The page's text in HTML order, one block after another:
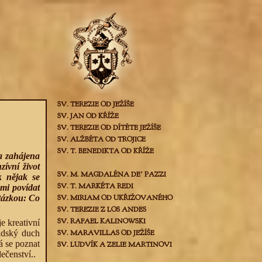
zahájena
život
nějak se
povídat
Co
kreativní
duch
se poznat
SV. TEREZIE OD JEŽÍŠE
SV. JAN OD KŘÍŽE
SV. TEREZIE OD DÍTĚTE JEŽÍŠE
SV. ALŽBĚTA OD TROJICE
SV. T. BENEDIKTA OD KŘÍŽE
SV. M. MAGDALÉNA DEʼ PAZZI
SV. T. MARKÉTA REDI
SV. MIRIAM OD UKŘIŽOVANÉHO
SV. TEREZIE Z LOS ANDES
SV. RAFAEL KALINOWSKI
SV. MARAVILLAS OD JEŽÍŠE
SV. LUDVÍK A ZELIE MARTINOVI